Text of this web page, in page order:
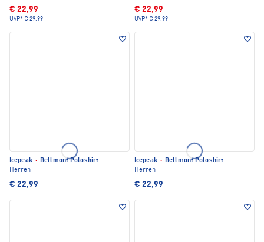
€ 22,99
UVP* € 29,99
€ 22,99
UVP* € 29,99
Icepeak · Bellmont Poloshirt
Herren
€ 22,99
Icepeak · Bellmont Poloshirt
Herren
€ 22,99